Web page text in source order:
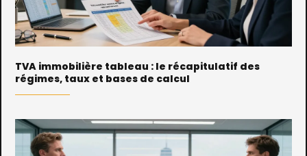
TVA immobilière tableau : le récapitulatif des
régimes, taux et bases de calcul